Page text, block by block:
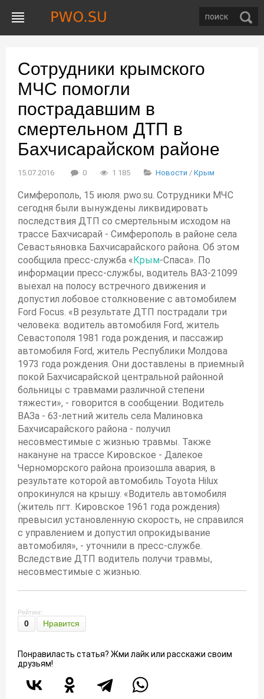
Сотрудники крымского
МЧС помогли
пострадавшим в
смертельном ДТП в
Бахчисарайском районе
15.07.2016 0 1 185 Новости / Крым
Симферополь, 15 июля. pwo.su. Сотрудники МЧС
сегодня были вынуждены ликвидировать
последствия ДТП со смертельным исходом на
трассе Бахчисарай - Симферополь в районе села
Севастьяновка Бахчисарайского района. Об этом
сообщила пресс-служба «Крым-Спаса». По
информации пресс-службы, водитель ВАЗ-21099
выехал на полосу встречного движения и
допустил лобовое столкновение с автомобилем
Ford Focus. «В результате ДТП пострадали три
человека: водитель автомобиля Ford, житель
Севастополя 1981 года рождения, и пассажир
автомобиля Ford, житель Республики Молдова
1973 года рождения. Они доставлены в приемный
покой Бахчисарайской центральной районной
больницы с травмами различной степени
тяжести», - говорится в сообщении. Водитель
ВАЗа - 63-летний житель села Малиновка
Бахчисарайского района - получил
несовместимые с жизнью травмы. Также
накануне на трассе Кировское - Далекое
Черноморского района произошла авария, в
результате которой автомобиль Toyota Hilux
опрокинулся на крышу. «Водитель автомобиля
(житель пгт. Кировское 1961 года рождения)
превысил установленную скорость, не справился
с управлением и допустил опрокидывание
автомобиля», - уточнили в пресс-службе.
Вследствие ДТП водитель получи травмы,
несовместимые с жизнью.
Рейтинг:
0 Нравится
Понравиласть статья? Жми лайк или расскажи своим
друзьям!